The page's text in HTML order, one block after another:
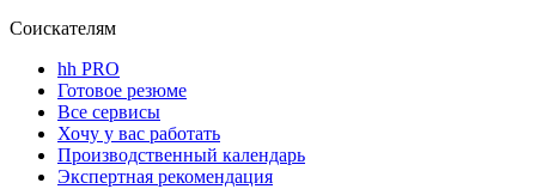
Соискателям
hh PRO
Готовое резюме
Все сервисы
Хочу у вас работать
Производственный календарь
Экспертная рекомендация